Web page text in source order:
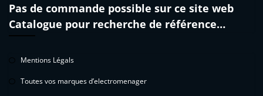
Pas de commande possible sur ce site web
Catalogue pour recherche de référence…
Mentions Légals
Toutes vos marques d’electromenager